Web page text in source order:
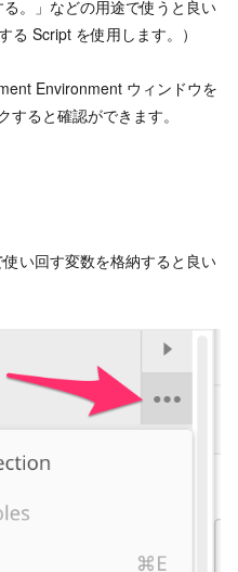
。」などの用途で使うと良い
る Script を使用します。）
Environment ウィンドウを
ると確認ができます。
い回す変数を格納すると良い